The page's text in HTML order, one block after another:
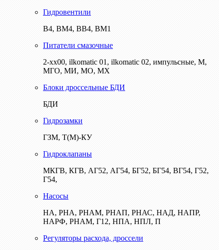
Гидровентили
В4, ВМ4, ВВ4, ВМ1
Питатели смазочные
2-хх00, ilkomatic 01, ilkomatic 02, импульсные, М,
МГО, МИ, МО, МХ
Блоки дроссельные БДИ
БДИ
Гидрозамки
ГЗМ, Т(М)-КУ
Гидроклапаны
МКГВ, КГВ, АГ52, АГ54, БГ52, БГ54, ВГ54, Г52,
Г54,
Насосы
НА, РНА, РНАМ, РНАП, РНАС, НАД, НАПР,
НАРФ, РНАМ, Г12, НПА, НПЛ, П
Регуляторы расхода, дроссели